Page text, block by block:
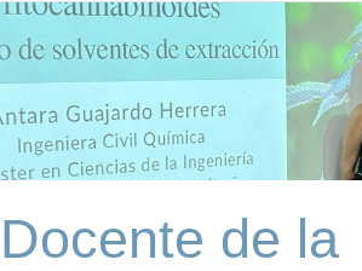
Docente de la
Docente
de
de
Santiago
de
participó
en